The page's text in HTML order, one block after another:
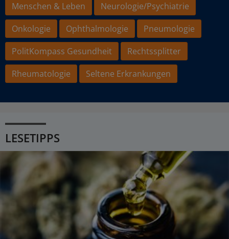
Menschen & Leben
Neurologie/Psychiatrie
Onkologie
Ophthalmologie
Pneumologie
PolitKompass Gesundheit
Rechtssplitter
Rheumatologie
Seltene Erkrankungen
LESETIPPS